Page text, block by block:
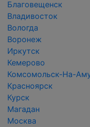
Благовещенск
Владивосток
Вологда
Воронеж
Иркутск
Кемерово
Комсомольск-На-
Красноярск
Курск
Магадан
Москва